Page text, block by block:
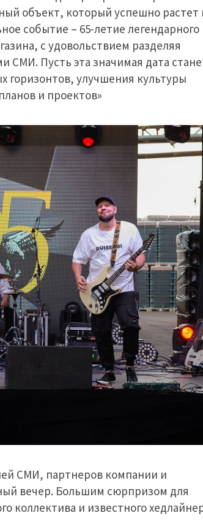
объект, который успешно растет
событие – 65-летие легендарного
с удовольствием разделяя
СМИ. Пусть эта значимая дата
горизонтов, улучшения культуры
и проектов»
СМИ, партнеров компании и
вечер. Большим сюрпризом для
коллектива и известного